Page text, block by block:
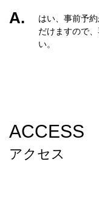
A.
はい、事前予
だけますので
い。
ACCESS
アクセス